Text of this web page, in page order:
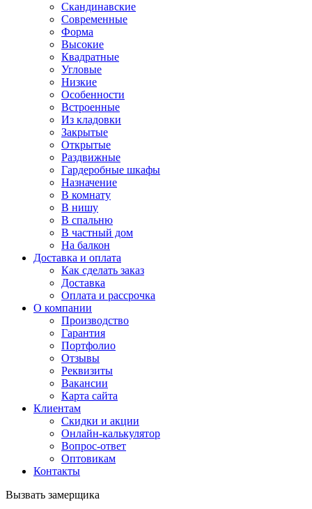
Скандинавские
Современные
Форма
Высокие
Квадратные
Угловые
Низкие
Особенности
Встроенные
Из кладовки
Закрытые
Открытые
Раздвижные
Гардеробные шкафы
Назначение
В комнату
В нишу
В спальню
В частный дом
На балкон
Доставка и оплата
Как сделать заказ
Доставка
Оплата и рассрочка
О компании
Производство
Гарантия
Портфолио
Отзывы
Реквизиты
Вакансии
Карта сайта
Клиентам
Скидки и акции
Онлайн-калькулятор
Вопрос-ответ
Оптовикам
Контакты
Вызвать замерщика